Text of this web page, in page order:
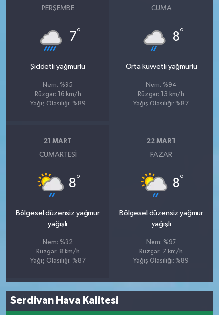
PERŞEMBE
7°
Şiddetli yağmurlu
Nem: %95
Rüzgar: 16 km/h
Yağış Olasılığı: %89
CUMA
8°
Orta kuvvetli yağmurlu
Nem: %94
Rüzgar: 13 km/h
Yağış Olasılığı: %87
21 MART
CUMARTESI
8°
Bölgesel düzensiz yağmur
yağışlı
Nem: %92
Rüzgar: 8 km/h
Yağış Olasılığı: %87
22 MART
PAZAR
8°
Bölgesel düzensiz yağmur
yağışlı
Nem: %97
Rüzgar: 7 km/h
Yağış Olasılığı: %89
Serdivan Hava Kalitesi